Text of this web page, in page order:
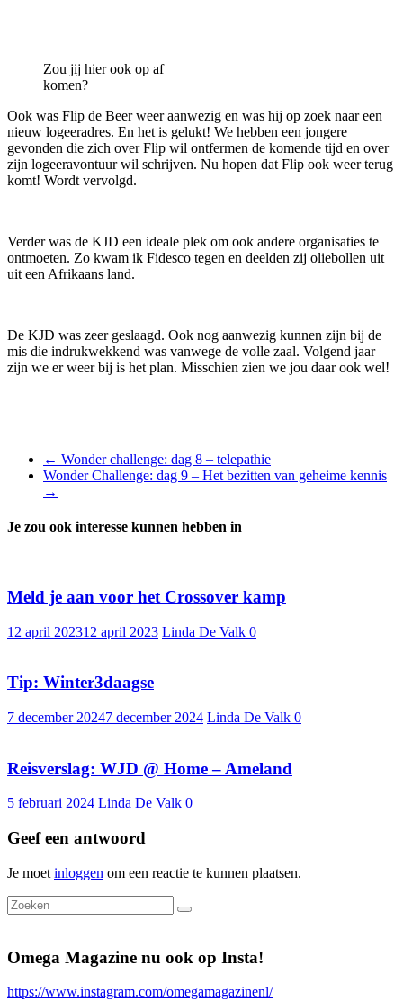
Zou jij hier ook op af
komen?
Ook was Flip de Beer weer aanwezig en was hij op zoek naar een
nieuw logeeradres. En het is gelukt! We hebben een jongere
gevonden die zich over Flip wil ontfermen de komende tijd en over
zijn logeeravontuur wil schrijven. Nu hopen dat Flip ook weer terug
komt! Wordt vervolgd.
Verder was de KJD een ideale plek om ook andere organisaties te
ontmoeten. Zo kwam ik Fidesco tegen en deelden zij oliebollen uit
uit een Afrikaans land.
De KJD was zeer geslaagd. Ook nog aanwezig kunnen zijn bij de
mis die indrukwekkend was vanwege de volle zaal. Volgend jaar
zijn we er weer bij is het plan. Misschien zien we jou daar ook wel!
← Wonder challenge: dag 8 – telepathie
Wonder Challenge: dag 9 – Het bezitten van geheime kennis
→
Je zou ook interesse kunnen hebben in
Meld je aan voor het Crossover kamp
12 april 202312 april 2023 Linda De Valk 0
Tip: Winter3daagse
7 december 20247 december 2024 Linda De Valk 0
Reisverslag: WJD @ Home – Ameland
5 februari 2024 Linda De Valk 0
Geef een antwoord
Je moet inloggen om een reactie te kunnen plaatsen.
Omega Magazine nu ook op Insta!
https://www.instagram.com/omegamagazinenl/